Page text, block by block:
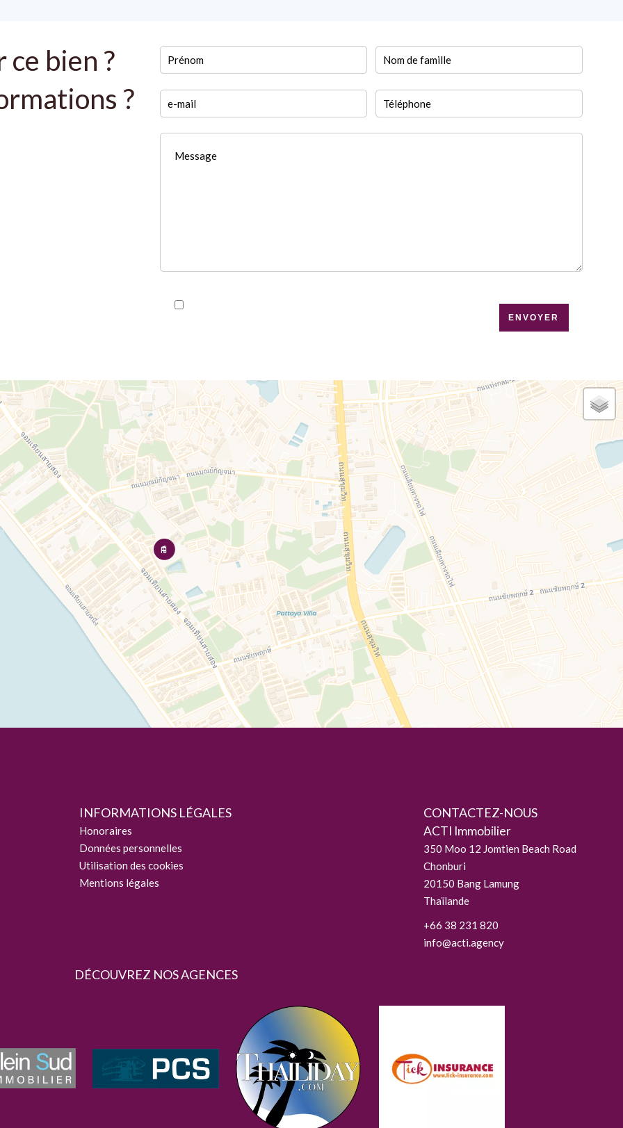
bien ?
?
ENVOYER
INFORMATIONS LÉGALES
Honoraires
Données personnelles
Utilisation des cookies
Mentions légales
CONTACTEZ-NOUS
ACTI Immobilier
350 Moo 12 Jomtien Beach Road
Chonburi
20150 Bang Lamung
Thaïlande
+66 38 231 820
info@acti.agency
DÉCOUVREZ NOS AGENCES